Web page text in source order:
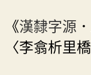
《漢隸字源
〈李翕析里